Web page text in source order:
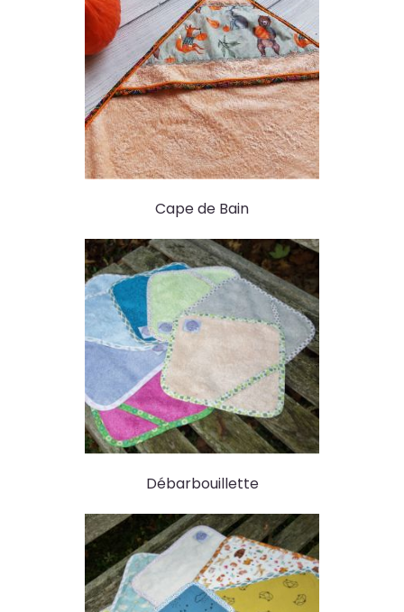
Cape de Bain
Débarbouillette